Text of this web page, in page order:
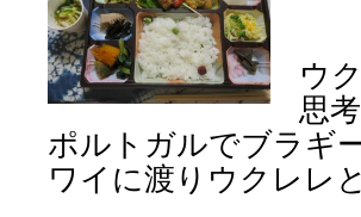
ウ
思
ポルトガルでブラギ
ワイに渡りウクレレ